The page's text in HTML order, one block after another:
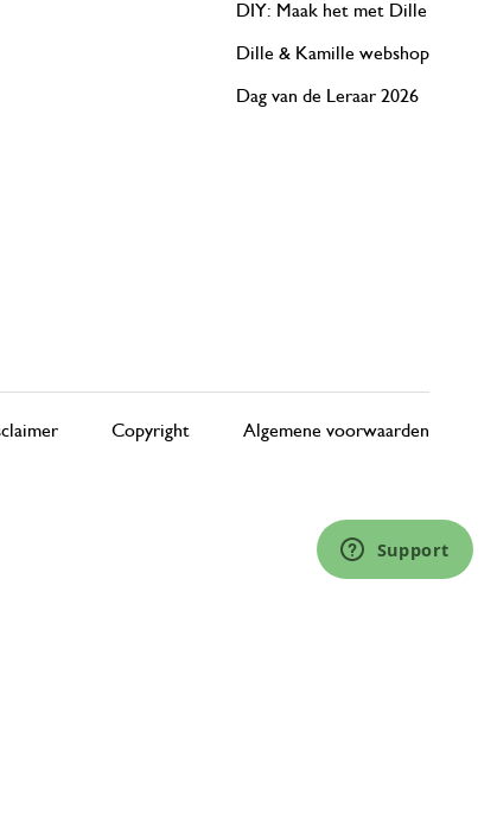
DIY: Maak het met Dille
Dille & Kamille webshop
Dag van de Leraar 2026
Copyright Algemene voorwaarden
Support